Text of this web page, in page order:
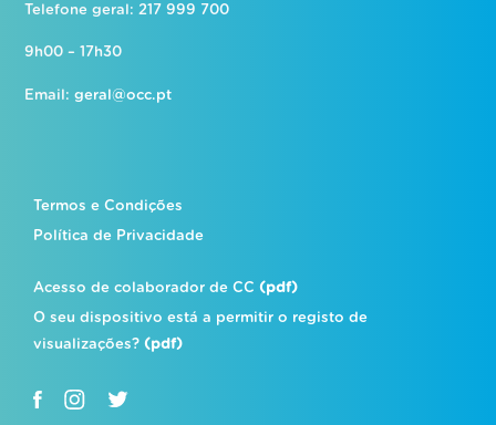
Telefone geral: 217 999 700
9h00 – 17h30
Email:geral@occ.pt
Termos e Condições
Política de Privacidade
Acesso de colaborador de CC(pdf)
O seu dispositivo está a permitir o registo de
visualizações?(pdf)